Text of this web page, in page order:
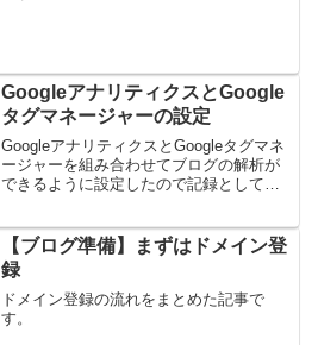
GoogleアナリティクスとGoogle
タグマネージャーの設定
GoogleアナリティクスとGoogleタグマネ
ージャーを組み合わせてブログの解析が
できるように設定したので記録として残
Cocoon（WordPressテーマ）で設定しま
す。今回の記事の内容は既に設定した内
容を掲載したものになります
【ブログ準備】まずはドメイン登
録
ドメイン登録の流れをまとめた記事で
す。